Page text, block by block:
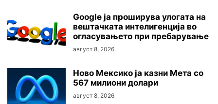
Google ја проширува улогата на
вештачката интелигенција во
огласувањето при пребарување
август 8, 2026
Ново Мексико ја казни Мета со
567 милиони долари
август 8, 2026